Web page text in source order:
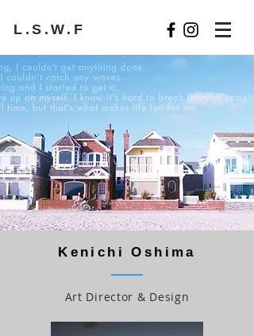
L.S.W.F
Art Director & Design
Kenichi Oshima